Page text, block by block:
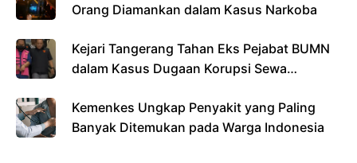
Orang Diamankan dalam Kasus Narkoba
Kejari Tangerang Tahan Eks Pejabat BUMN
dalam Kasus Dugaan Korupsi Sewa
Kemenkes Ungkap Penyakit yang Paling
Banyak Ditemukan pada Warga Indonesia